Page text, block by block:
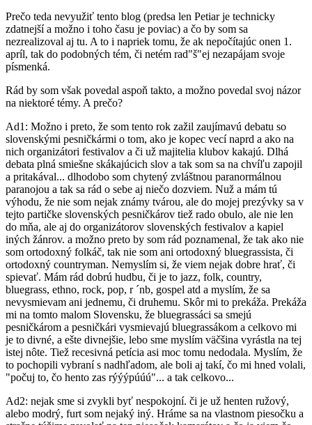
Prečo teda nevyužiť tento blog (predsa len Petiar je technicky
zdatnejší a možno i toho času je poviac) a čo by som sa
nezrealizoval aj tu. A to i napriek tomu, že ak nepočítajúc onen 1.
apríl, tak do podobných tém, či netém rad"š"ej nezapájam svoje
písmenká.
Rád by som však povedal aspoň takto, a možno povedal svoj názor
na niektoré témy. A prečo?
Ad1: Možno i preto, že som tento rok zažil zaujímavú debatu so
slovenskými pesničkármi o tom, ako je kopec vecí naprd a ako na
nich organizátori festivalov a či už majitelia klubov kakajú. Dlhá
debata plná smiešne skákajúcich slov a tak som sa na chvíľu zapojil
a pritakával... dlhodobo som chytený zvláštnou paranormálnou
paranojou a tak sa rád o sebe aj niečo dozviem. Nuž a mám tú
výhodu, že nie som nejak známy tvárou, ale do mojej prezývky sa v
tejto partičke slovenských pesničkárov tiež rado obulo, ale nie len
do mňa, ale aj do organizátorov slovenských festivalov a kapiel
iných žánrov. a možno preto by som rád poznamenal, že tak ako nie
som ortodoxný folkáč, tak nie som ani ortodoxný bluegrassista, či
ortodoxný countryman. Nemyslím si, že viem nejak dobre hrať, či
spievať. Mám rád dobrú hudbu, či je to jazz, folk, country,
bluegrass, ethno, rock, pop, r ´nb, gospel atd a myslím, že sa
nevysmievam ani jednemu, či druhemu. Skôr mi to prekáža. Prekáža
mi na tomto malom Slovensku, že bluegrassáci sa smejú
pesničkárom a pesničkári vysmievajú bluegrassákom a celkovo mi
je to divné, a ešte divnejšie, lebo sme myslím väčšina vyrástla na tej
istej nôte. Tiež recesivná petícia asi moc tomu nedodala. Myslím, že
to pochopili vybraní s nadhľadom, ale boli aj takí, čo mi hned volali,
"počuj to, čo hento zas rýýýpúúú"... a tak celkovo...
Ad2: nejak sme si zvykli byť nespokojní. či je už henten ružový,
alebo modrý, furt som nejaký iný. Hráme sa na vlastnom piesočku a